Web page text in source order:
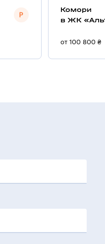
Комори
в ЖК
от 100 800 ₴